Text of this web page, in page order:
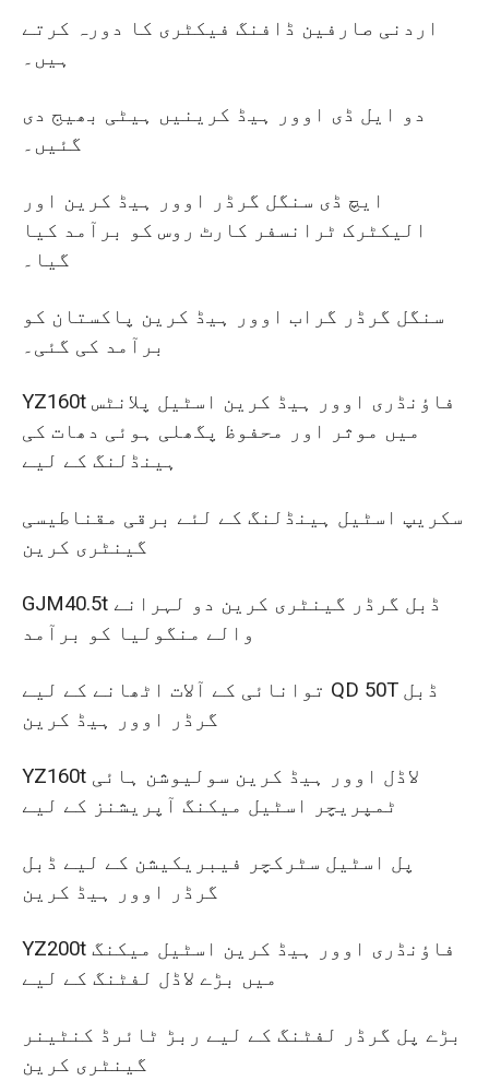
اردنی صارفین ڈافنگ فیکٹری کا دورہ کرتے
ہیں۔
دو ایل ڈی اوور ہیڈ کرینیں ہیٹی بھیج دی
گئیں۔
ایچ ڈی سنگل گرڈر اوور ہیڈ کرین اور
الیکٹرک ٹرانسفر کارٹ روس کو برآمد کیا
گیا۔
سنگل گرڈر گراب اوور ہیڈ کرین پاکستان کو
برآمد کی گئی۔
YZ160t فاؤنڈری اوور ہیڈ کرین اسٹیل پلانٹس
میں موثر اور محفوظ پگھلی ہوئی دھات کی
ہینڈلنگ کے لیے
سکریپ اسٹیل ہینڈلنگ کے لئے برقی مقناطیسی
گینٹری کرین
GJM40.5t ڈبل گرڈر گینٹری کرین دو لہرانے
والے منگولیا کو برآمد
توانائی کے آلات اٹھانے کے لیے QD 50T ڈبل
گرڈر اوور ہیڈ کرین
YZ160t لاڈل اوور ہیڈ کرین سولیوشن ہائی
ٹمپریچر اسٹیل میکنگ آپریشنز کے لیے
پل اسٹیل سٹرکچر فیبریکیشن کے لیے ڈبل
گرڈر اوور ہیڈ کرین
YZ200t فاؤنڈری اوور ہیڈ کرین اسٹیل میکنگ
میں بڑے لاڈل لفٹنگ کے لیے
بڑے پل گرڈر لفٹنگ کے لیے ربڑ ٹائرڈ کنٹینر
گینٹری کرین